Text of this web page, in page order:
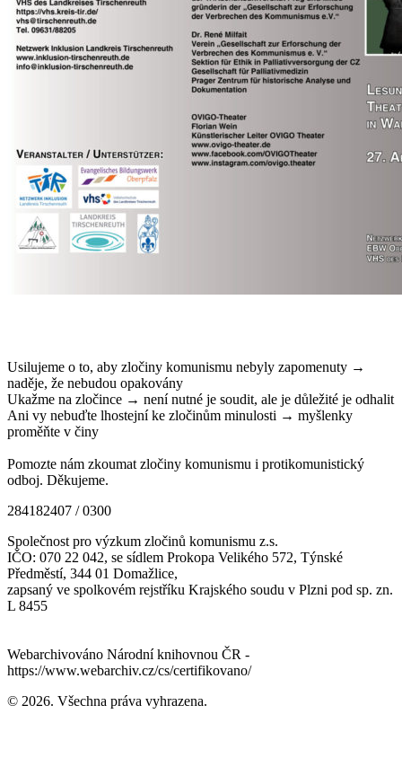
Usilujeme o to, aby zločiny komunismu nebyly zapomenuty →
naděje, že nebudou opakovány
Ukažme na zločince → není nutné je soudit, ale je důležité je odhalit
Ani vy nebuďte lhostejní ke zločinům minulosti → myšlenky
proměňte v činy
Pomozte nám zkoumat zločiny komunismu i protikomunistický
odboj. Děkujeme.
284182407 / 0300
Společnost pro výzkum zločinů komunismu z.s.
IČO: 070 22 042, se sídlem Prokopa Velikého 572, Týnské
Předměstí, 344 01 Domažlice,
zapsaný ve spolkovém rejstříku Krajského soudu v Plzni pod sp. zn.
L 8455
Webarchivováno Národní knihovnou ČR -
https://www.webarchiv.cz/cs/certifikovano/
© 2026. Všechna práva vyhrazena.